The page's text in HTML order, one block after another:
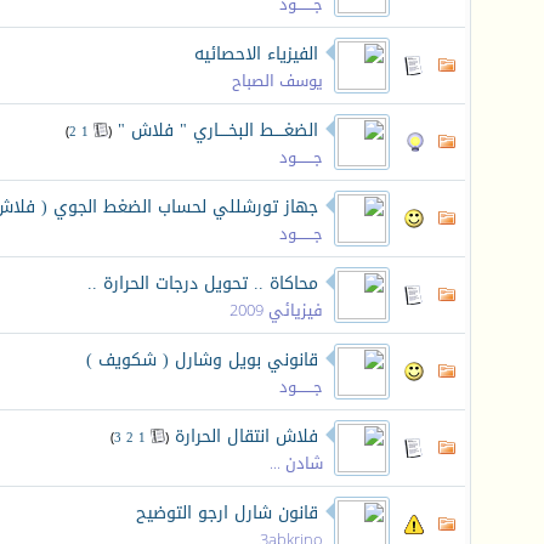
الفيزياء الاحصائيه
يوسف الصباح
الضغــــط البخــــاري " فلاش " (
1
2
)
جـــــــود
جهاز تورشللي لحساب الضغط الجوي (
جـــــــود
محاكاة .. تحويل درجات الحرارة ..
فيزيائي 2009
قانوني بويل وشارل ( شكويف )
جـــــــود
فلاش انتقال الحرارة (
1
2
3
)
شادن ...
قانون شارل ارجو التوضيح